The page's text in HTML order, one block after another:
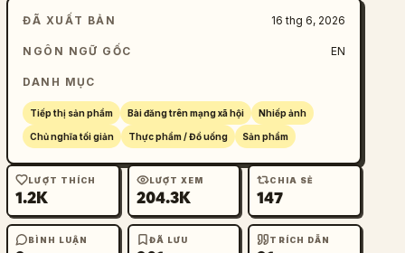
ĐÃ XUẤT BẢN 16 thg 6, 2026
NGÔN NGỮ GỐC EN
DANH MỤC
Tiếp thị sản phẩm Bài đăng trên mạng xã hội Nhiếp ảnh
Chủ nghĩa tối giản Thực phẩm / Đồ uống Sản phẩm
LƯỢT THÍCH
1.2K
LƯỢT XEM
204.3K
CHIA SẺ
147
BÌNH LUẬN ĐÃ LƯU TRÍCH DẪN